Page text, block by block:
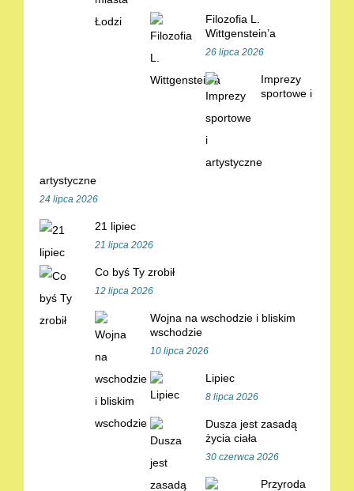
Filozofia L.
Wittgenstein’a
26 lipca 2026
Imprezy
sportowe i
artystyczne
24 lipca 2026
21 lipiec
21 lipca 2026
Co byś Ty zrobił
12 lipca 2026
Wojna na wschodzie i bliskim
wschodzie
10 lipca 2026
Lipiec
8 lipca 2026
Dusza jest zasadą
życia ciała
30 czerwca 2026
Przyroda